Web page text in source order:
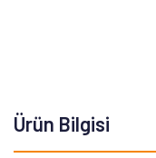
Ürün Bilgisi